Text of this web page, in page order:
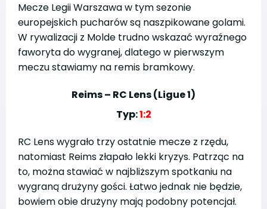
Mecze Legii Warszawa w tym sezonie
europejskich pucharów są naszpikowane golami.
W rywalizacji z Molde trudno wskazać wyraźnego
faworyta do wygranej, dlatego w pierwszym
meczu stawiamy na remis bramkowy.
Reims – RC Lens (Ligue 1)
Typ:1:2
RC Lens wygrało trzy ostatnie mecze z rzędu,
natomiast Reims złapało lekki kryzys. Patrząc na
to, można stawiać w najbliższym spotkaniu na
wygraną drużyny gości. Łatwo jednak nie będzie,
bowiem obie drużyny mają podobny potencjał.